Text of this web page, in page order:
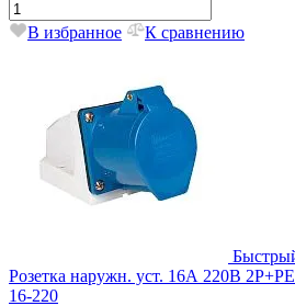
В избранное К сравнению
Розетка наружн. уст. 16А 220В
16-220